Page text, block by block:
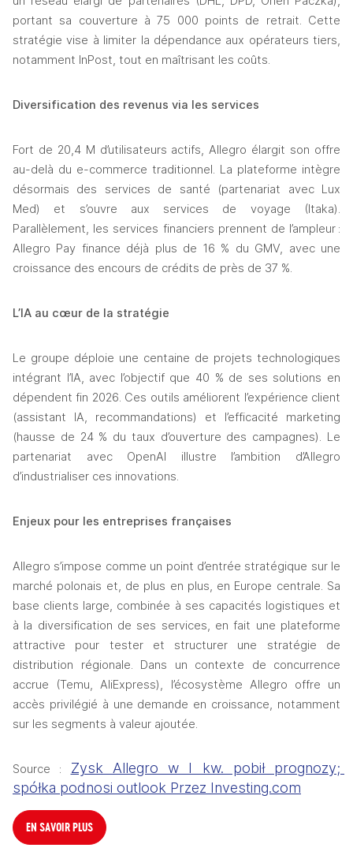
portant sa couverture à 75 000 points de retrait. Cette
stratégie vise à limiter la dépendance aux opérateurs tiers,
notamment InPost, tout en maîtrisant les coûts.
Diversification des revenus via les services
Fort de 20,4 M d’utilisateurs actifs, Allegro élargit son offre
au-delà du e-commerce traditionnel. La plateforme intègre
désormais des services de santé (partenariat avec Lux
Med) et s’ouvre aux services de voyage (Itaka).
Parallèlement, les services financiers prennent de l’ampleur :
Allegro Pay finance déjà plus de 16 % du GMV, avec une
croissance des encours de crédits de près de 37 %.
L’IA au cœur de la stratégie
Le groupe déploie une centaine de projets technologiques
intégrant l’IA, avec l’objectif que 40 % de ses solutions en
dépendent fin 2026. Ces outils améliorent l’expérience client
(assistant IA, recommandations) et l’efficacité marketing
(hausse de 24 % du taux d’ouverture des campagnes). Le
partenariat avec OpenAI illustre l’ambition d’Allegro
d’industrialiser ces innovations.
Enjeux pour les entreprises françaises
Allegro s’impose comme un point d’entrée stratégique sur le
marché polonais et, de plus en plus, en Europe centrale. Sa
base clients large, combinée à ses capacités logistiques et
à la diversification de ses services, en fait une plateforme
attractive pour tester et structurer une stratégie de
distribution régionale. Dans un contexte de concurrence
accrue (Temu, AliExpress), l’écosystème Allegro offre un
accès privilégié à une demande en croissance, notamment
sur les segments à valeur ajoutée.
Source : Zysk Allegro w I kw. pobił prognozy;
spółka podnosi outlook Przez Investing.com
EN SAVOIR PLUS